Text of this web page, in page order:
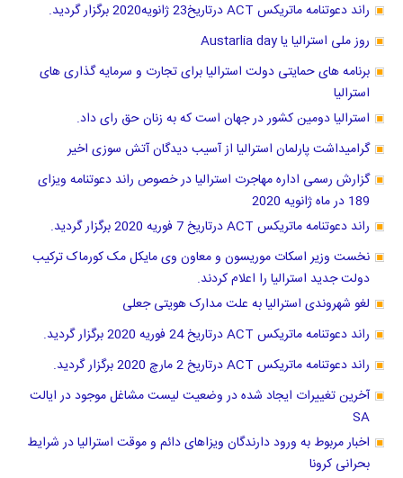
راند دعوتنامه ماتریکس ACT درتاریخ23 ژانویه2020 برگزار گردید.
روز ملی استرالیا یا Austarlia day
برنامه های حمایتی دولت استرالیا برای تجارت و سرمایه گذاری های
استرالیا
استرالیا دومین کشور در جهان است که به زنان حق رای داد.
گرامیداشت پارلمان استرالیا از آسیب دیدگان آتش سوزی اخیر
گزارش رسمی اداره مهاجرت استرالیا در خصوص راند دعوتنامه ویزای
189 در ماه ژانویه 2020
راند دعوتنامه ماتریکس ACT درتاریخ 7 فوریه 2020 برگزار گردید.
نخست وزیر اسکات موریسون و معاون وی مایکل مک کورماک ترکیب
دولت جدید استرالیا را اعلام کردند.
لغو شهروندی استرالیا به علت مدارک هویتی جعلی
راند دعوتنامه ماتریکس ACT درتاریخ 24 فوریه 2020 برگزار گردید.
راند دعوتنامه ماتریکس ACT درتاریخ 2 مارچ 2020 برگزار گردید.
آخرین تغییرات ایجاد شده در وضعیت لیست مشاغل موجود در ایالت
SA
اخبار مربوط به ورود دارندگان ویزاهای دائم و موقت استرالیا در شرایط
بحرانی کرونا